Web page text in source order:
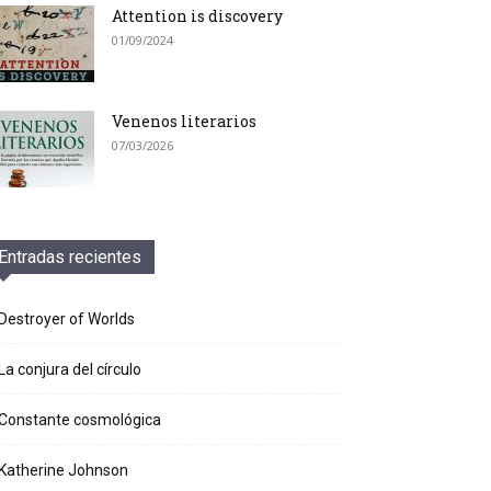
Attention is discovery
01/09/2024
Venenos literarios
07/03/2026
recientes
of Worlds
conjura del círculo
cosmológica
Johnson